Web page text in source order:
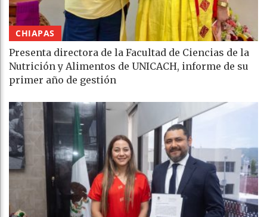
CHIAPAS
Presenta directora de la Facultad de Ciencias de la
Nutrición y Alimentos de UNICACH, informe de su
primer año de gestión